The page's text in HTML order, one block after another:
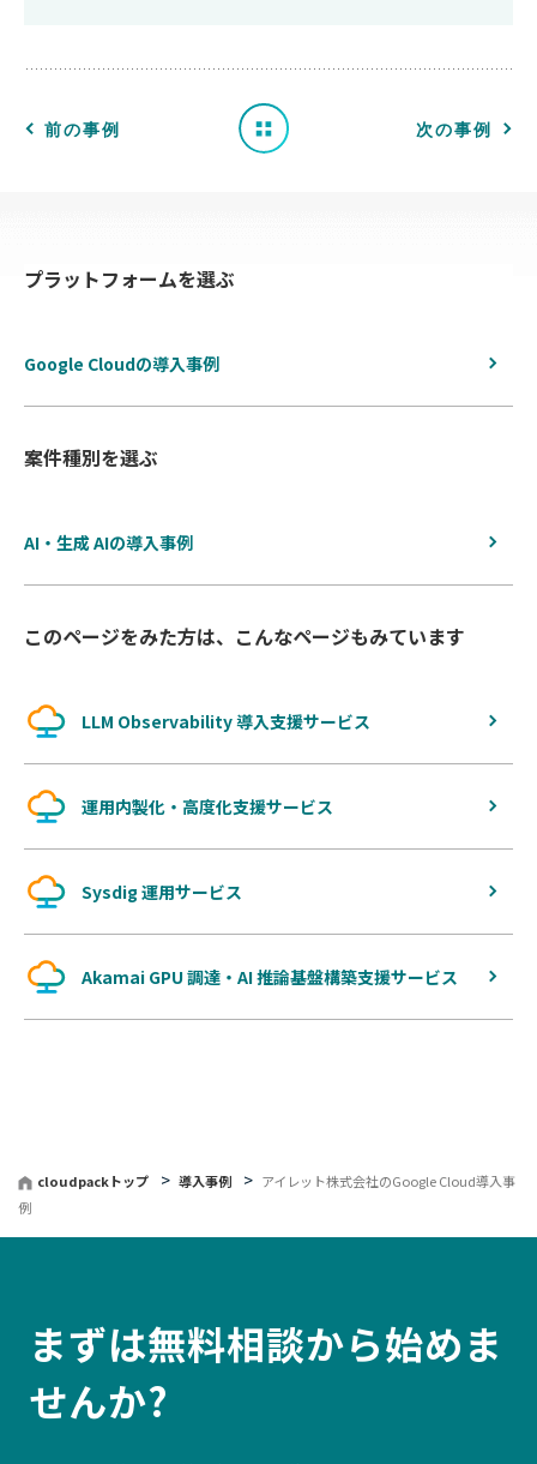
前の事例
例
一 次の事例
プラットフォームを選ぶ
Google Cloudの導入事例
案件種別を選ぶ
AI・生成 AIの導入事例
このページをみた方は、こんなページもみています
LLM Observability 導入支援サービス
運用内製化・高度化支援サービス
Sysdig 運用サービス
Akamai GPU 調達・AI 推論基盤構築支援サービス
cloudpackトップ 導入事例
アイレット株式会社のGoogle Cloud導入事
例
まずは無料相談から始めま
せんか?